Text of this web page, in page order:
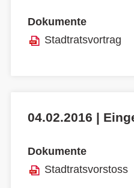
Dokumente
Stadtratsvortrag
04.02.2016 |
Dokumente
Stadtratsvorstoss